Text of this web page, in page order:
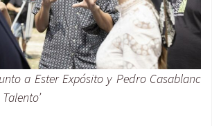
a Ester Expósito y Pedro Casablanc